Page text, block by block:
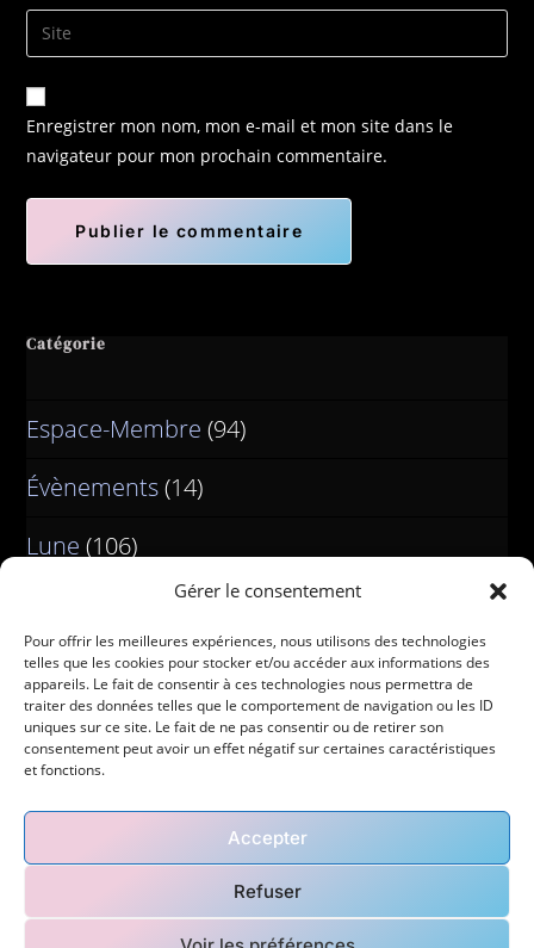
Gérer le consentement
Pour offrir les meilleures expériences, nous utilisons des technologies
telles que les cookies pour stocker et/ou accéder aux informations des
appareils. Le fait de consentir à ces technologies nous permettra de
traiter des données telles que le comportement de navigation ou les ID
uniques sur ce site. Le fait de ne pas consentir ou de retirer son
consentement peut avoir un effet négatif sur certaines caractéristiques
et fonctions.
Accepter
Refuser
Enregistrer mon nom, mon e-mail et mon site dans le
navigateur pour mon prochain commentaire.
Catégorie
Espace-Membre (94)
Évènements (14)
Lune (106)
Contact